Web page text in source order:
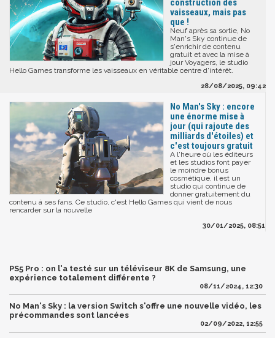
construction des
vaisseaux, mais pas
que !
Neuf après sa sortie, No
Man's Sky continue de
s'enrichir de contenu
gratuit et avec la mise à
jour Voyagers, le studio
Hello Games transforme les vaisseaux en véritable centre d'intérêt.
28/08/2025, 09:42
No Man's Sky : encore
une énorme mise à
jour (qui rajoute des
milliards d'étoiles) et
c'est toujours gratuit
A l'heure où les éditeurs
et les studios font payer
le moindre bonus
cosmétique, il est un
studio qui continue de
donner gratuitement du
contenu à ses fans. Ce studio, c'est Hello Games qui vient de nous
rencarder sur la nouvelle
30/01/2025, 08:51
PS5 Pro : on l'a testé sur un téléviseur 8K de Samsung, une
expérience totalement différente ?
08/11/2024, 12:30
No Man's Sky : la version Switch s'offre une nouvelle vidéo, les
précommandes sont lancées
02/09/2022, 12:55